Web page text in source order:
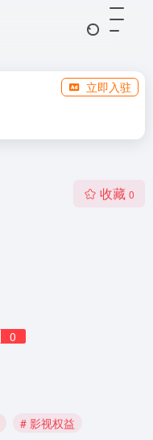
立即入驻
收藏 0
0
# 影视权益